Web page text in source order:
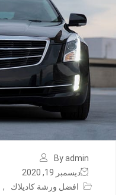
By admin
ديسمبر 19, 2020
افضل ورشة كاديلاك
,